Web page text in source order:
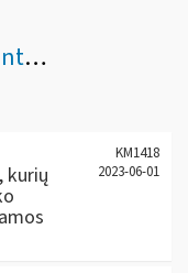
kurių
KM1418
2023-06-01